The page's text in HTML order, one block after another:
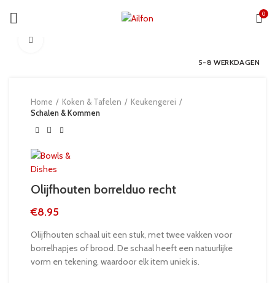
0
5-8 WERKDAGEN
Home Koken & Tafelen
Keukengerei
Schalen & Kommen
Olijfhouten borrelduo recht
€8.95
Olijfhouten schaal uit een stuk, met twee vakken voor
borrelhapjes of brood. De schaal heeft een natuurlijke
vorm en tekening, waardoor elk item uniek is.